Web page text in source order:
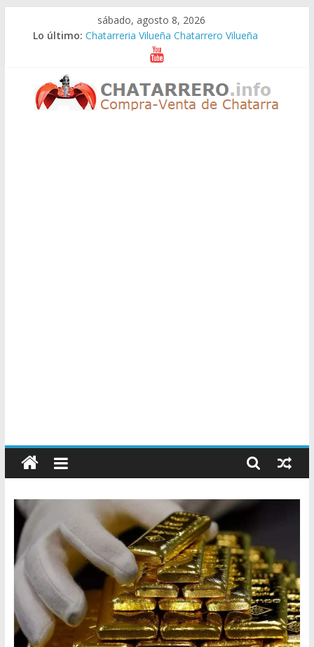
sábado, agosto 8, 2026
Lo último: Chatarreria Vilueña Chatarrero Vilueña
Chatarreria Zuera Chatarrero Zuera
Chatarreria Zaragoza Chatarrero Zaragoza
Chatarreria Zaida Chatarrero Zaida
Chatarreria Vistabella Chatarrero Vistabella
Chatarreros
–
Precio
de
Chatarra
Directorio